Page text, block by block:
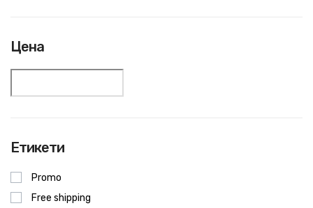
Цена
Етикети
Promo
Free shipping